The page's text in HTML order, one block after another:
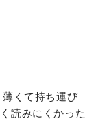
くて持ち運び
読みにくかった